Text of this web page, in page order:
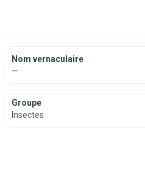
Nom vernaculaire
—
Groupe
Insectes